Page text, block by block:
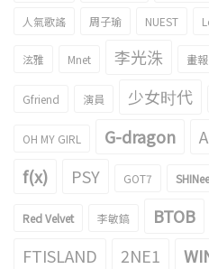
人氣歌謠 周子瑜 NUEST
泫雅 Mnet 李光洙 畫報
Gfriend 演員 少女时代
OH MY GIRL G-dragon
f(x) PSY GOT7 SHINee
Red Velvet 李敏鎬 BTOB
FTISLAND
2NE1